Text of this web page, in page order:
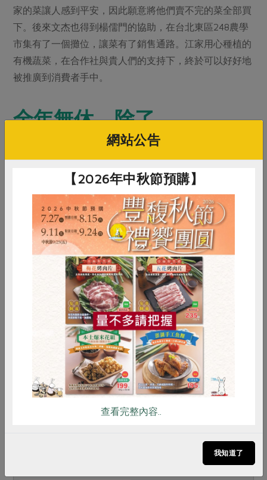
家的菜讓人感到平安，因此願意將他們賣不完的菜全部買
下。後來文杰也得到楊儒門的協助，在台北東區248農學
市集有了一個攤位，讓菜有了銷售通路。江家用心種植的
有機蔬菜，在合作社與貴人們的支持下，終於可以好好地
被推廣到消費者手中。
全年無休，除了……
文平媽媽談起兒子們，從1月1號到12月31號都很少放假。
每個星期禮拜完畢稍微休息一下，他們還是會去田裡，或
是忙送菜。但每年有一個時間點他們一定會放下一切，前
往泰青盃籃球比賽。難怪看文平拿高麗菜時，都很想叫他
「跳投」！
看文平拿高麗菜時，都很想叫他「跳投」！
RPET 食譜 減硝酸鹽
雞蛋 食安 共同購買
網站公告
【2026年中秋節預購】
查看完整內容..
我知道了